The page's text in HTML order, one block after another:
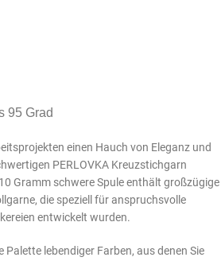
95 Grad
einen Hauch von Eleganz und
PERLOVKA Kreuzstichgarn
Gramm schwere Spule enthält großzügige
die speziell für anspruchsvolle
entwickelt wurden.
Palette lebendiger Farben, aus denen Sie